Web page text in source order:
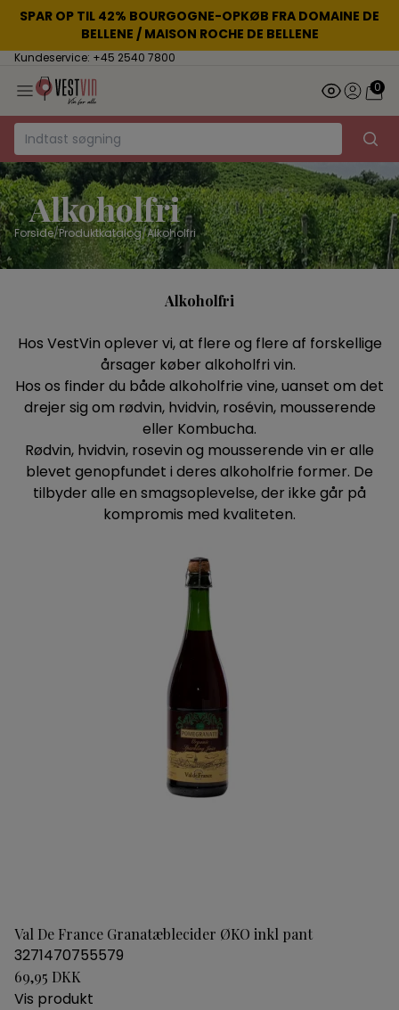
SPAR OP TIL 42% BOURGOGNE-OPKØB FRA DOMAINE DE
BELLENE / MAISON ROCHE DE BELLENE
Kundeservice: +45 2540 7800
0
Alkoholfri
Forside/Produktkatalog/Alkoholfri
Alkoholfri
Hos VestVin oplever vi, at flere og flere af forskellige
årsager køber alkoholfri vin.
Hos os finder du både alkoholfrie vine, uanset om det
drejer sig om rødvin, hvidvin, rosévin, mousserende
eller Kombucha.
Rødvin, hvidvin, rosevin og mousserende vin er alle
blevet genopfundet i deres alkoholfrie former. De
tilbyder alle en smagsoplevelse, der ikke går på
kompromis med kvaliteten.
Val De France Granatæblecider ØKO inkl pant
3271470755579
69,95 DKK
Vis produkt